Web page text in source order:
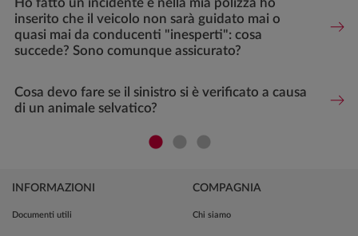
Ho fatto un incidente e nella mia polizza ho
inserito che il veicolo non sarà guidato mai o
quasi mai da conducenti "inesperti": cosa
succede? Sono comunque assicurato?
Cosa devo fare se il sinistro si è verificato a causa
di un animale selvatico?
INFORMAZIONI
Documenti utili
COMPAGNIA
Chi siamo